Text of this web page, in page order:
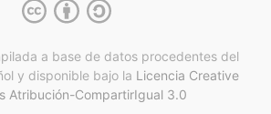
a base de datos procedentes del
y disponible bajo la Licencia Creative
Atribución-CompartirIgual 3.0